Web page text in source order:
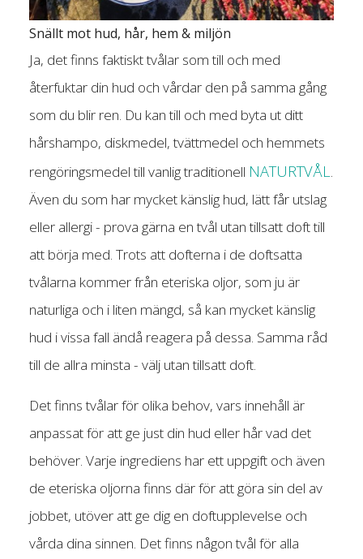
Snällt mot hud, hår, hem & miljön
Ja, det finns faktiskt tvålar som till och med
återfuktar din hud och vårdar den på samma gång
som du blir ren. Du kan till och med byta ut ditt
hårshampo, diskmedel, tvättmedel och hemmets
rengöringsmedel till vanlig traditionell NATURTVÅL .
Även du som har mycket känslig hud, lätt får utslag
eller allergi - prova gärna en tvål utan tillsatt doft till
att börja med. Trots att dofterna i de doftsatta
tvålarna kommer från eteriska oljor, som ju är
naturliga och i liten mängd, så kan mycket känslig
hud i vissa fall ändå reagera på dessa. Samma råd
till de allra minsta - välj utan tillsatt doft.
Det finns tvålar för olika behov, vars innehåll är
anpassat för att ge just din hud eller hår vad det
behöver. Varje ingrediens har ett uppgift och även
de eteriska oljorna finns där för att göra sin del av
jobbet, utöver att ge dig en doftupplevelse och
vårda dina sinnen. Det finns någon tvål för alla